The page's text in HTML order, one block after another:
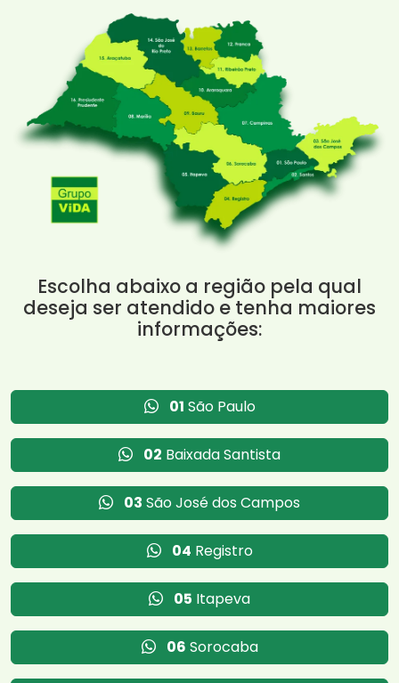
Escolha abaixo a região pela qual
deseja ser atendido e tenha maiores
informações:
01 São Paulo
02 Baixada Santista
03 São José dos Campos
04 Registro
05 Itapeva
06 Sorocaba